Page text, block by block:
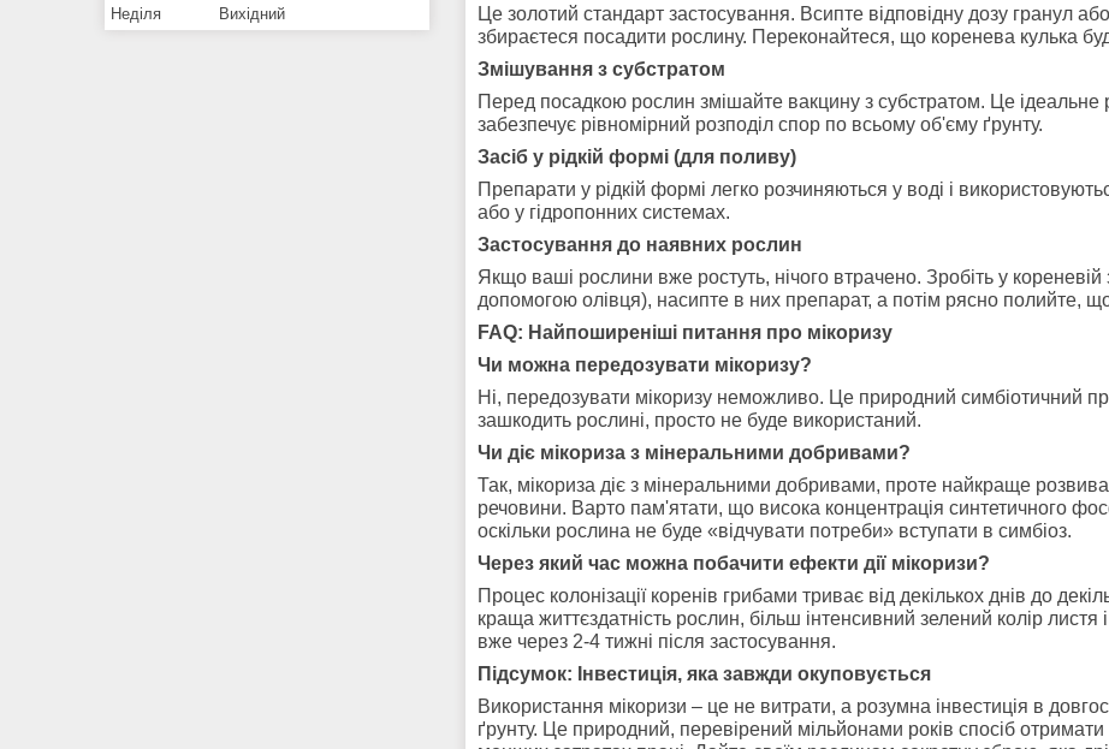
Це золотий стандарт застосування. Всипте відповідну дозу гранул
збираєтеся посадити рослину. Переконайтеся, що коренева кулька
Змішування з субстратом
Перед посадкою рослин змішайте вакцину з субстратом. Це ідеальне
забезпечує рівномірний розподіл спор по всьому об'єму ґрунту.
Засіб у рідкій формі (для поливу)
Препарати у рідкій формі легко розчиняються у воді і
або у гідропонних системах.
Застосування до наявних рослин
Якщо ваші рослини вже ростуть, нічого втрачено. Зробіть у кореневій
допомогою олівця), насипте в них препарат, а потім рясно полийте,
FAQ: Найпоширеніші питання про мікоризу
Чи можна передозувати мікоризу?
Ні, передозувати мікоризу неможливо. Це природний симбіотичний
зашкодить рослині, просто не буде використаний.
Чи діє мікориза з мінеральними добривами?
Так, мікориза діє з мінеральними добривами, проте найкраще
речовини. Варто пам'ятати, що висока концентрація синтетичного
оскільки рослина не буде «відчувати потреби» вступати в симбіоз.
Через який час можна побачити ефекти дії мікоризи?
Процес колонізації коренів грибами триває від декількох днів до
краща життєздатність рослин, більш інтенсивний зелений колір
вже через 2-4 тижні після застосування.
Підсумок: Інвестиція, яка завжди окуповується
Використання мікоризи – це не витрати, а розумна інвестиція в
ґрунту. Це природний, перевірений мільйонами років спосіб отримати
Неділя
Вихідний